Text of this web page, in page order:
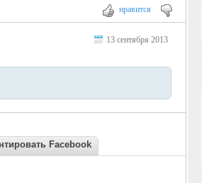
нравится
13 сентября 2013
Facebook